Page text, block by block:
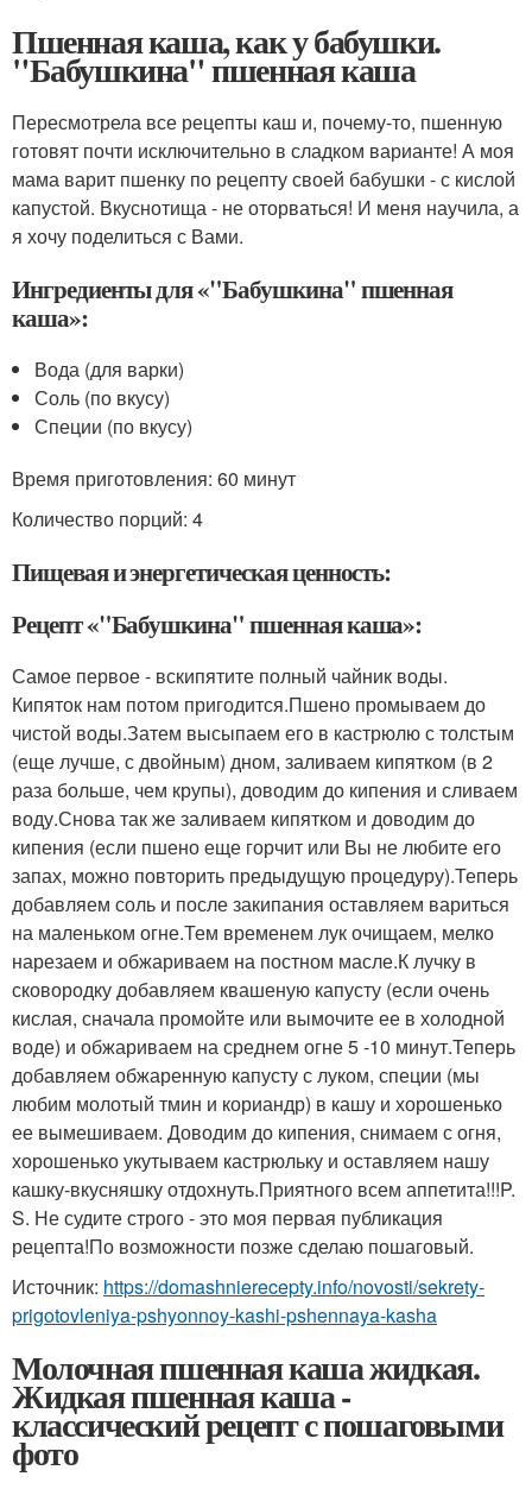
Пшенная каша, как у бабушки.
"Бабушкина" пшенная каша
Пересмотрела все рецепты каш и, почему-то, пшенную
готовят почти исключительно в сладком варианте! А моя
мама варит пшенку по рецепту своей бабушки - с кислой
капустой. Вкуснотища - не оторваться! И меня научила, а
я хочу поделиться с Вами.
Ингредиенты для «"Бабушкина" пшенная
каша»:
Вода (для варки)
Соль (по вкусу)
Специи (по вкусу)
Время приготовления: 60 минут
Количество порций: 4
Пищевая и энергетическая ценность:
Рецепт «"Бабушкина" пшенная каша»:
Самое первое - вскипятите полный чайник воды.
Кипяток нам потом пригодится.Пшено промываем до
чистой воды.Затем высыпаем его в кастрюлю с толстым
(еще лучше, с двойным) дном, заливаем кипятком (в 2
раза больше, чем крупы), доводим до кипения и сливаем
воду.Снова так же заливаем кипятком и доводим до
кипения (если пшено еще горчит или Вы не любите его
запах, можно повторить предыдущую процедуру).Теперь
добавляем соль и после закипания оставляем вариться
на маленьком огне.Тем временем лук очищаем, мелко
нарезаем и обжариваем на постном масле.К лучку в
сковородку добавляем квашеную капусту (если очень
кислая, сначала промойте или вымочите ее в холодной
воде) и обжариваем на среднем огне 5 -10 минут.Теперь
добавляем обжаренную капусту с луком, специи (мы
любим молотый тмин и кориандр) в кашу и хорошенько
ее вымешиваем. Доводим до кипения, снимаем с огня,
хорошенько укутываем кастрюльку и оставляем нашу
кашку-вкусняшку отдохнуть.Приятного всем аппетита!!!P.
S. Не судите строго - это моя первая публикация
рецепта!По возможности позже сделаю пошаговый.
Источник: https://domashnierecepty.info/novosti/sekrety-
prigotovleniya-pshyonnoy-kashi-pshennaya-kasha
Молочная пшенная каша жидкая.
Жидкая пшенная каша -
классический рецепт с пошаговыми
фото